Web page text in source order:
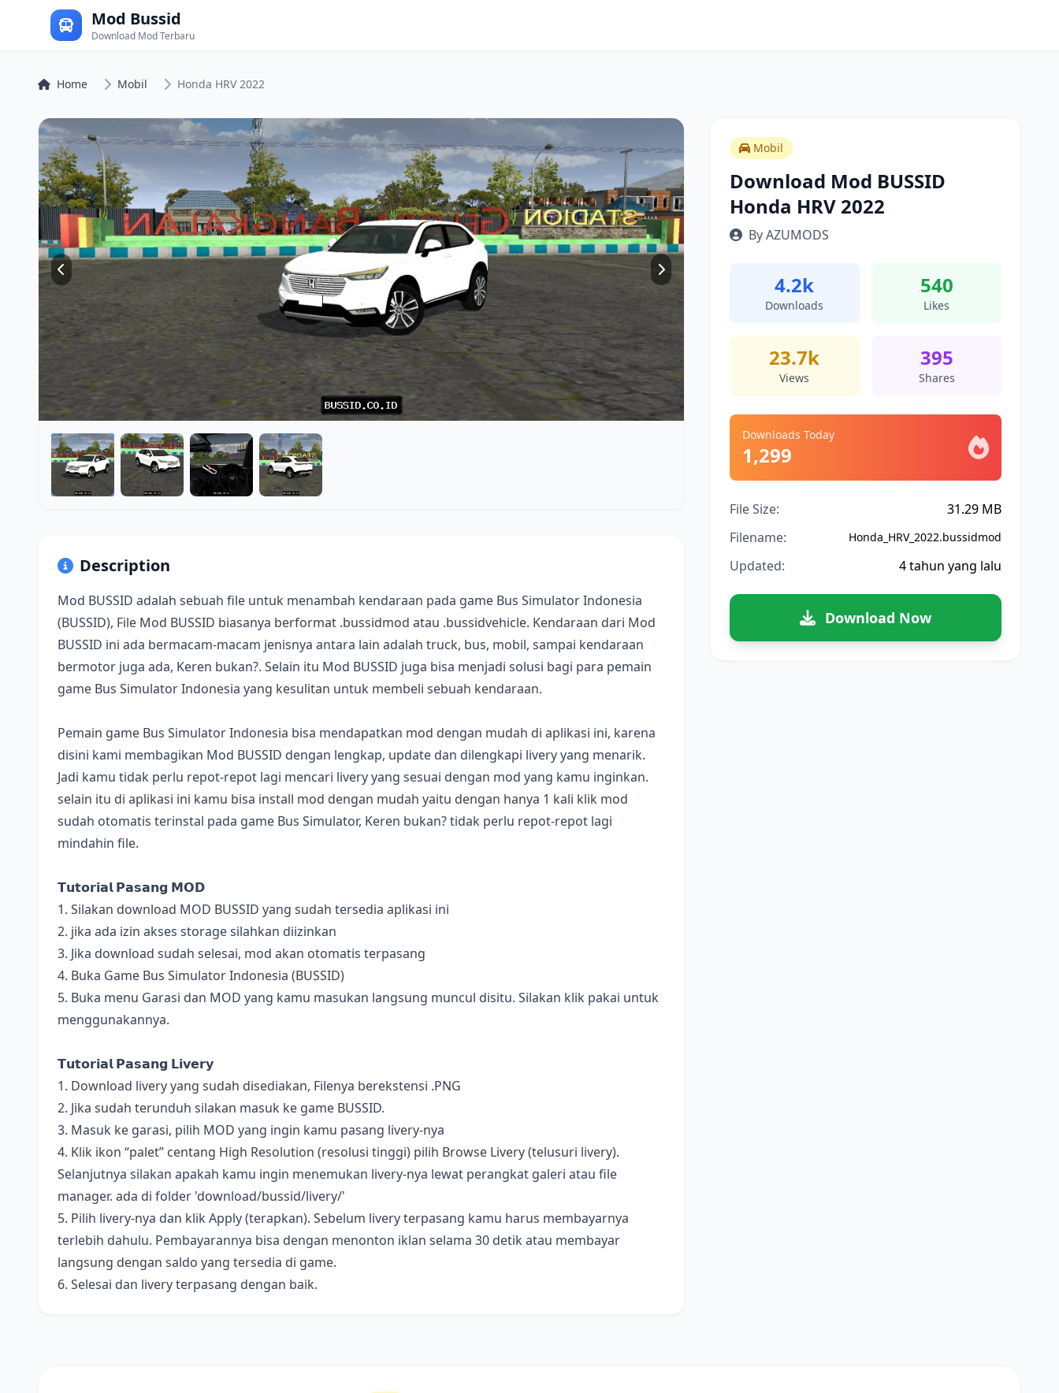
Mod Bussid
Download Mod Terbaru
Home Mobil Honda HRV 2022
Description
Mod BUSSID adalah sebuah file untuk menambah kendaraan pada game Bus Simulator Indonesia
(BUSSID), File Mod BUSSID biasanya berformat .bussidmod atau .bussidvehicle. Kendaraan dari Mod
BUSSID ini ada bermacam-macam jenisnya antara lain adalah truck, bus, mobil, sampai kendaraan
bermotor juga ada, Keren bukan?. Selain itu Mod BUSSID juga bisa menjadi solusi bagi para pemain
game Bus Simulator Indonesia yang kesulitan untuk membeli sebuah kendaraan.
Pemain game Bus Simulator Indonesia bisa mendapatkan mod dengan mudah di aplikasi ini, karena
disini kami membagikan Mod BUSSID dengan lengkap, update dan dilengkapi livery yang menarik.
Jadi kamu tidak perlu repot-repot lagi mencari livery yang sesuai dengan mod yang kamu inginkan.
selain itu di aplikasi ini kamu bisa install mod dengan mudah yaitu dengan hanya 1 kali klik mod
sudah otomatis terinstal pada game Bus Simulator, Keren bukan? tidak perlu repot-repot lagi
mindahin file.
𝗧𝘂𝘁𝗼𝗿𝗶𝗮𝗹 𝗣𝗮𝘀𝗮𝗻𝗴 𝗠𝗢𝗗
1. Silakan download MOD BUSSID yang sudah tersedia aplikasi ini
2. jika ada izin akses storage silahkan diizinkan
3. Jika download sudah selesai, mod akan otomatis terpasang
4. Buka Game Bus Simulator Indonesia (BUSSID)
5. Buka menu Garasi dan MOD yang kamu masukan langsung muncul disitu. Silakan klik pakai untuk
menggunakannya.
𝗧𝘂𝘁𝗼𝗿𝗶𝗮𝗹 𝗣𝗮𝘀𝗮𝗻𝗴 𝗟𝗶𝘃𝗲𝗿𝘆
1. Download livery yang sudah disediakan, Filenya berekstensi .PNG
2. Jika sudah terunduh silakan masuk ke game BUSSID.
3. Masuk ke garasi, pilih MOD yang ingin kamu pasang livery-nya
4. Klik ikon “palet” centang High Resolution (resolusi tinggi) pilih Browse Livery (telusuri livery).
Selanjutnya silakan apakah kamu ingin menemukan livery-nya lewat perangkat galeri atau file
manager. ada di folder 'download/bussid/livery/'
5. Pilih livery-nya dan klik Apply (terapkan). Sebelum livery terpasang kamu harus membayarnya
terlebih dahulu. Pembayarannya bisa dengan menonton iklan selama 30 detik atau membayar
langsung dengan saldo yang tersedia di game.
6. Selesai dan livery terpasang dengan baik.
Mobil
Download Mod BUSSID
Honda HRV 2022
By AZUMODS
4.2k
Downloads
540
Likes
23.7k
Views
395
Shares
Downloads Today
1,299
File Size:
31.29 MB
Filename:
Honda_HRV_2022.bussidmod
Updated: 4 tahun yang lalu
Download Now